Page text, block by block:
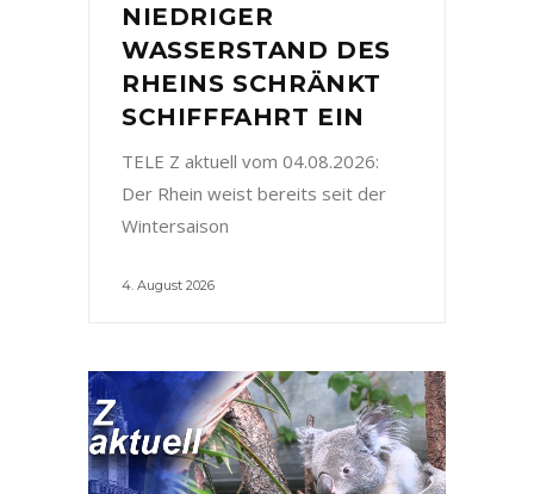
NIEDRIGER
WASSERSTAND DES
RHEINS SCHRÄNKT
SCHIFFFAHRT EIN
TELE Z aktuell vom 04.08.2026:
Der Rhein weist bereits seit der
Wintersaison
4. August 2026